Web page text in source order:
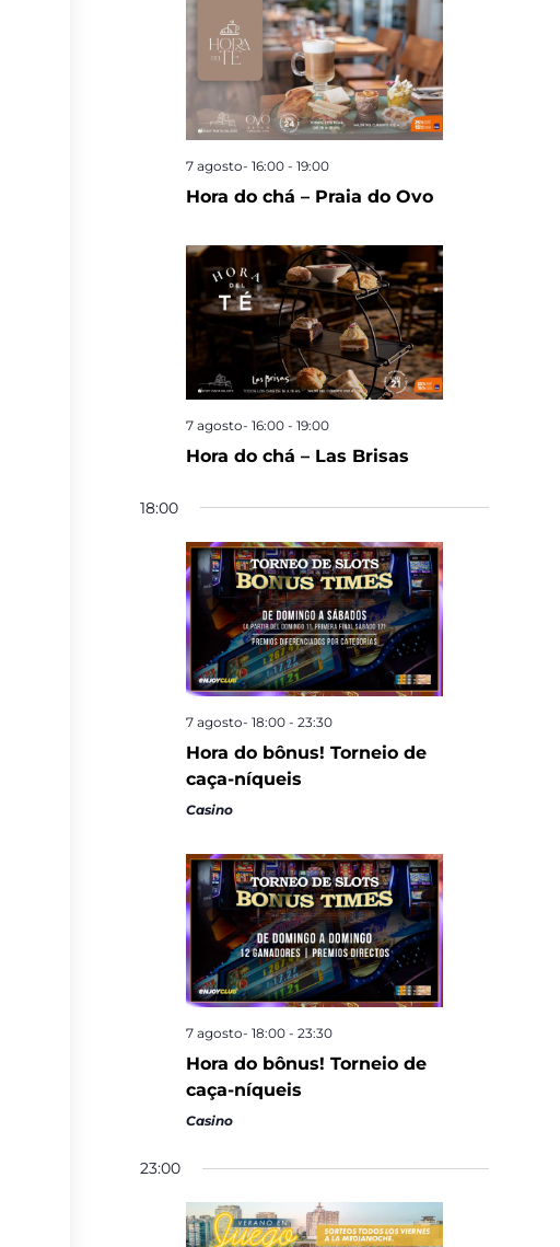
7 agosto- 16:00 -19:00
Hora do chá – Praia do Ovo
7 agosto- 16:00 -19:00
Hora do chá – Las Brisas
18:00
7 agosto- 18:00 -23:30
Hora do bônus! Torneio de
caça-níqueis
Casino
7 agosto- 18:00 -23:30
Hora do bônus! Torneio de
caça-níqueis
Casino
23:00